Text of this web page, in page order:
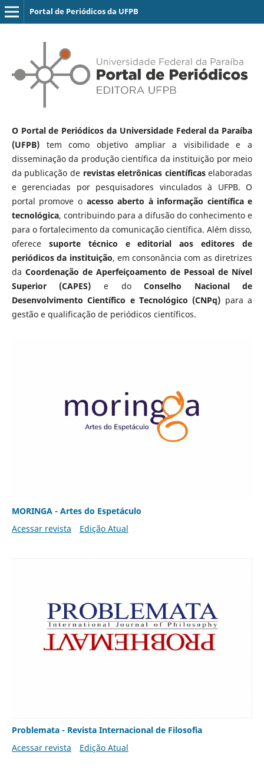
Portal de Periódicos da UFPB
O Portal de Periódicos da Universidade Federal da Paraíba
(UFPB)tem como objetivo ampliar a visibilidade e a
disseminação da produção científica da instituição por meio
da publicação de revistas eletrônicas científicaselaboradas
e gerenciadas por pesquisadores vinculados à UFPB. O
portal promove o acesso aberto à informação científica e
tecnológica, contribuindo para a difusão do conhecimento e
para o fortalecimento da comunicação científica. Além disso,
oferece suporte técnico e editorial aos editores de
periódicos da instituição, em consonância com as diretrizes
da Coordenação de Aperfeiçoamento de Pessoal de Nível
Superior (CAPES) e doConselho Nacional de
Desenvolvimento Científico e Tecnológico (CNPq) para a
gestão e qualificação de periódicos científicos.
MORINGA - Artes do Espetáculo
Acessar revista
Edição Atual
Problemata - Revista Internacional de Filosofia
Acessar revista
Edição Atual